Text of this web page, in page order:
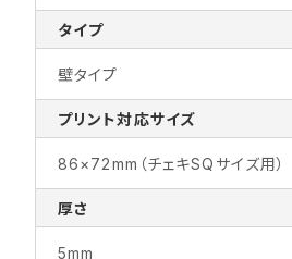
タイプ
壁タイプ
プリント対応サイズ
86×72mm（チェキSQサイズ用）
厚さ
5mm